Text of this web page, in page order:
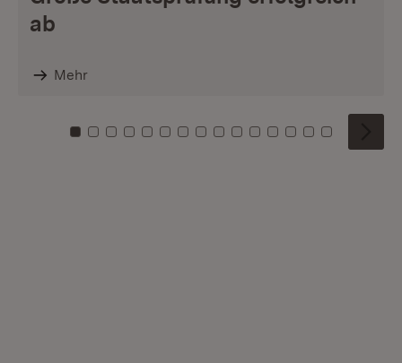
ab
Mehr
Zu Kachel: 0
Zu Kachel: 1
Zu Kachel: 2
Zu Kachel: 3
Zu Kachel: 4
Zu Kachel: 5
Zu Kachel: 6
Zu Kachel: 7
Zu Kachel: 8
Zu Kachel: 9
Zu Kachel: 10
Zu Kachel: 11
Zu Kachel: 12
Zu Kachel:
Zu